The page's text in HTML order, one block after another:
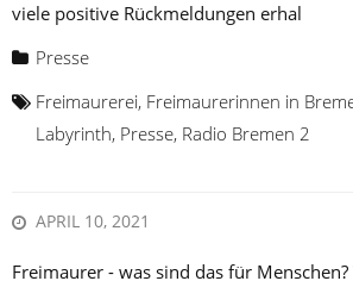
viele positive Rückmeldungen erhal
Presse
Freimaurerei, Freimaurerinnen in
Labyrinth, Presse, Radio Bremen 2
APRIL 10, 2021
Freimaurer - was sind das für